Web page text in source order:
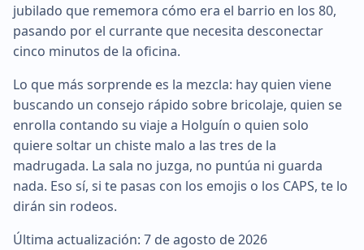
jubilado que rememora cómo era el barrio en los 80,
pasando por el currante que necesita desconectar
cinco minutos de la oficina.
Lo que más sorprende es la mezcla: hay quien viene
buscando un consejo rápido sobre bricolaje, quien se
enrolla contando su viaje a Holguín o quien solo
quiere soltar un chiste malo a las tres de la
madrugada. La sala no juzga, no puntúa ni guarda
nada. Eso sí, si te pasas con los emojis o los CAPS, te lo
dirán sin rodeos.
Última actualización: 7 de agosto de 2026